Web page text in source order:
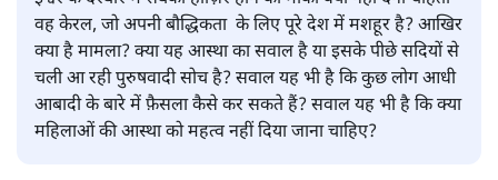
प्रमोद मल्लिक